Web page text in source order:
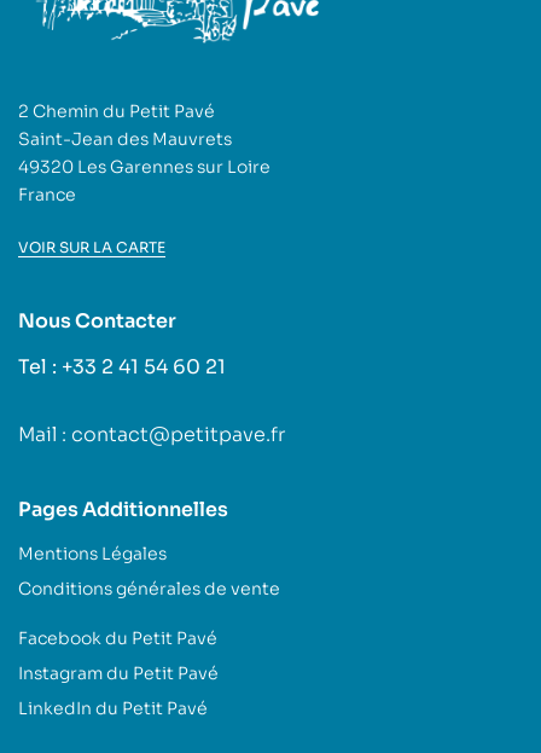
2 Chemin du Petit Pavé
Saint-Jean des Mauvrets
49320 Les Garennes sur Loire
France
VOIR SUR LA CARTE
Nous Contacter
Tel : +33 2 41 54 60 21
Mail : contact@petitpave.fr
Pages Additionnelles
Mentions Légales
Conditions générales de vente
Facebook du Petit Pavé
Instagram du Petit Pavé
LinkedIn du Petit Pavé